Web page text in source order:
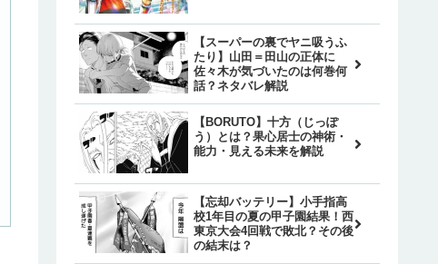
【スーパーの裏でヤニ吸うふ
たり】山田＝田山の正体に
佐々木が気づいたのは何巻何
話？ネタバレ解説
【BORUTO】十方（じっぽ
う）とは？果心居士の神術・
能力・見える未来を解説
【忘却バッテリー】小手指高
校1年目の夏の甲子園結果！西
東京大会4回戦で敗北？その後
の結末は？